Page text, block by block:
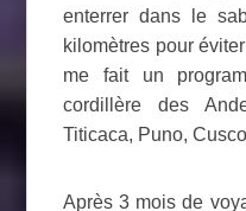
enterrer dans le
kilomètres pour
me fait un
cordillère des
Titicaca, Puno,
Après 3 mois de